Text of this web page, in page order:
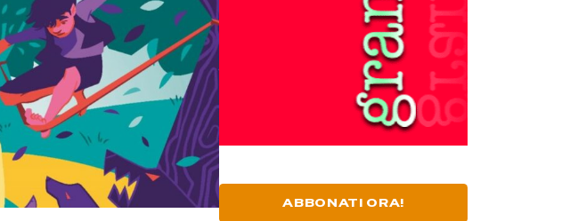
ABBONATI ORA!